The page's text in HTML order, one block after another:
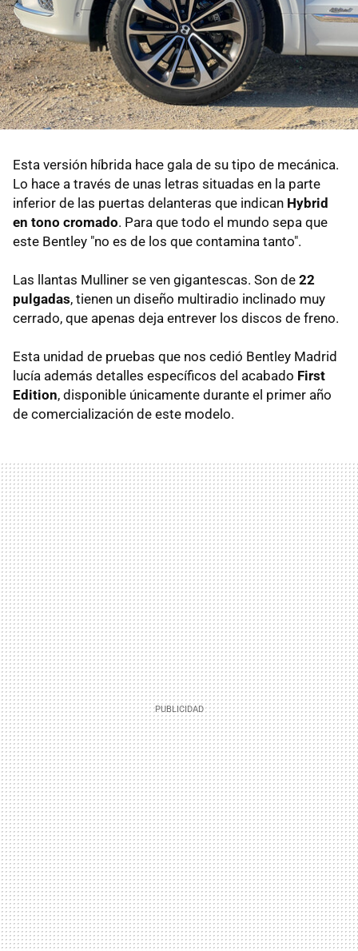
Esta versión híbrida hace gala de su tipo de mecánica.
Lo hace a través de unas letras situadas en la parte
inferior de las puertas delanteras que indican Hybrid
en tono cromado. Para que todo el mundo sepa que
este Bentley "no es de los que contamina tanto".
Las llantas Mulliner se ven gigantescas. Son de 22
pulgadas, tienen un diseño multiradio inclinado muy
cerrado, que apenas deja entrever los discos de freno.
Esta unidad de pruebas que nos cedió Bentley Madrid
lucía además detalles específicos del acabado First
Edition, disponible únicamente durante el primer año
de comercialización de este modelo.